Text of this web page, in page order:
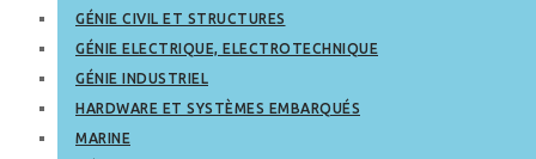
GÉNIE CIVIL ET STRUCTURES
GÉNIE ELECTRIQUE, ELECTROTECHNIQUE
GÉNIE INDUSTRIEL
HARDWARE ET SYSTÈMES EMBARQUÉS
MARINE